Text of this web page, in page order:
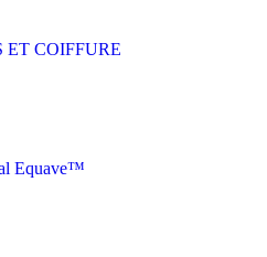
ET COIFFURE
Equave™